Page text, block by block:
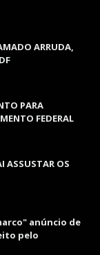
ARRUDA,
PARA
FEDERAL
ASSUSTAR OS
anúncio de
pelo